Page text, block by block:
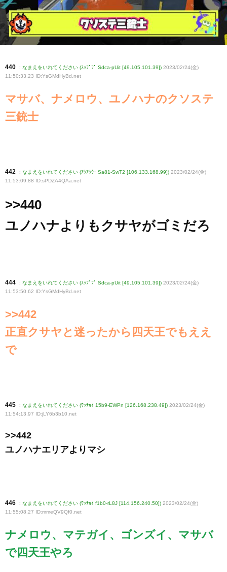
440 : なまえをいれてください (ｽｯﾌﾟﾌﾟ Sdca-pUit [49.105.101.39]) 2023/02/24(金)
11:50:33.23 ID:YsGMdHyBd .net
マサバ、ナメロウ、ユノハナのクソステ
三銃士
442 : なまえをいれてください (ｱｳｱｳｳｰ Sa81-SwT2 [106.133.168.99]) 2023/02/24(金)
11:53:09.88 ID:sPDZA4QAa .net
>>440
ユノハナよりもクサヤがゴミだろ
444 : なまえをいれてください (ｽｯﾌﾟﾌﾟ Sdca-pUit [49.105.101.39]) 2023/02/24(金)
11:53:50.62 ID:YsGMdHyBd.net
>>442
正直クサヤと迷ったから四天王でもええ
で
445 : なまえをいれてください (ﾜｯﾁｮｲ 15b9-EWPn [126.168.238.49]) 2023/02/24(金)
11:54:13.97 ID:jLY6b3b10.net
>>442
ユノハナエリアよりマシ
446 : なまえをいれてください (ﾜｯﾁｮｲ f1b0-rL8J [114.156.240.50]) 2023/02/24(金)
11:55:08.27 ID:mmeQV9Qf0 .net
ナメロウ、マテガイ、ゴンズイ、マサバ
で四天王やろ